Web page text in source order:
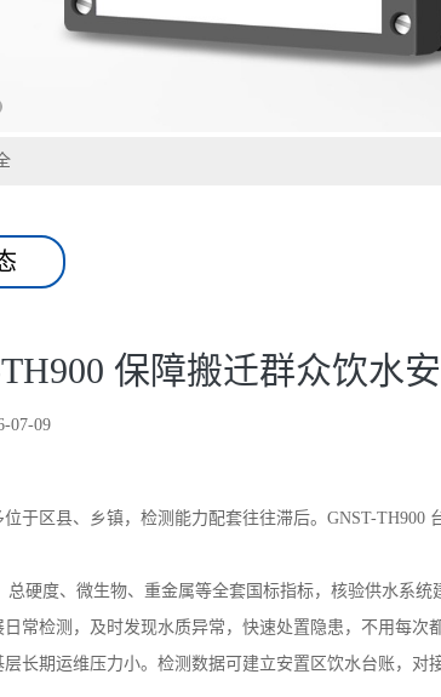
保障搬迁群众饮水安
硬度、微生物、重金属等全套国标指标，核验供水系统
。